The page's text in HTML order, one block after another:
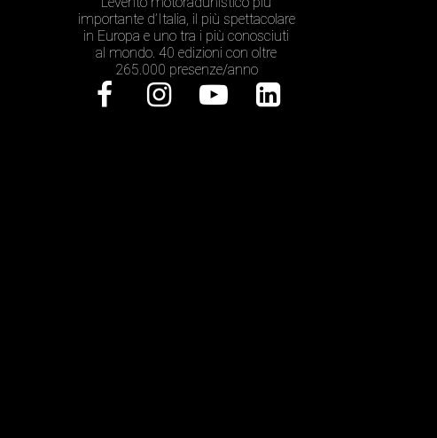
importante d’Italia, il più spettacolare
in Europa e uno tra i più conosciuti
al mondo. 40 edizioni con oltre
265.000 presenze/anno